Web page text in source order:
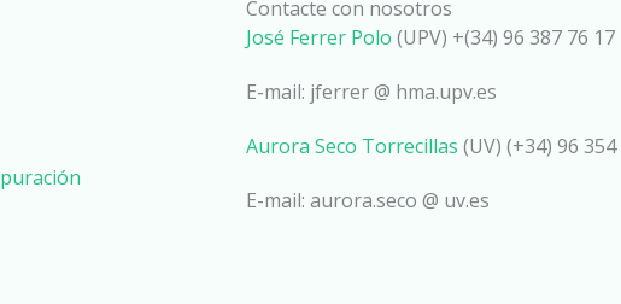
Contacte con nosotros
José Ferrer Polo (UPV) +(34) 96 387 76 17
E-mail: jferrer @ hma.upv.es
Aurora Seco Torrecillas (UV) (+34) 96 354
E-mail: aurora.seco @ uv.es